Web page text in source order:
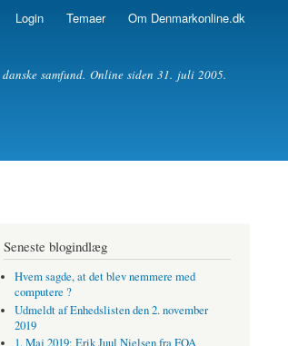
Login Temaer Om Denmarkonline.dk
samfund. Online siden 31. juli 2005.
Seneste blogindlæg
Hvem sagde, at det blev nemmere med
computere ?
Udmeldt af Enhedslisten den 2. november
2019
1. Maj 2019: Erik Juul Nielsen fra FOA